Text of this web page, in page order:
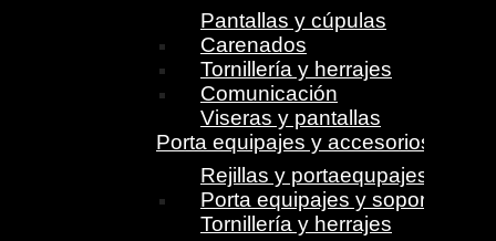
Pantallas y cúpulas
Carenados
Tornillería y herrajes
Comunicación
Viseras y pantallas
Porta equipajes y accesorios
Rejillas y portaequpajes
Porta equipajes y soportes
Tornillería y herrajes